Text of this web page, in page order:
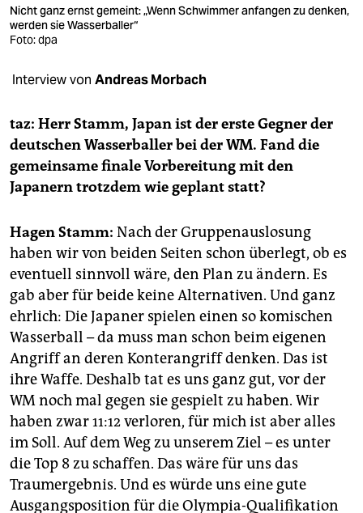
veranstaltungen
shop
fragen & hilfe
abo
genossenschaft
epaper login
Nicht ganz ernst gemeint: „Wenn Schwimmer anfangen zu denken,
werden sie Wasserballer“
Foto: dpa
Interview von Andreas Morbach
taz: Herr Stamm, Japan ist der erste Gegner der
deutschen Wasserballer bei der WM. Fand die
gemeinsame finale Vorbereitung mit den
Japanern trotzdem wie geplant statt?
Hagen Stamm: Nach der Gruppenauslosung
haben wir von beiden Seiten schon überlegt, ob es
eventuell sinnvoll wäre, den Plan zu ändern. Es
gab aber für beide keine Alternativen. Und ganz
ehrlich: Die Japaner spielen einen so komischen
Wasserball – da muss man schon beim eigenen
Angriff an deren Konterangriff denken. Das ist
ihre Waffe. Deshalb tat es uns ganz gut, vor der
WM noch mal gegen sie gespielt zu haben. Wir
haben zwar 11:12 verloren, für mich ist aber alles
im Soll. Auf dem Weg zu unserem Ziel – es unter
die Top 8 zu schaffen. Das wäre für uns das
Traumergebnis. Und es würde uns eine gute
Ausgangsposition für die Olympia-Qualifikation